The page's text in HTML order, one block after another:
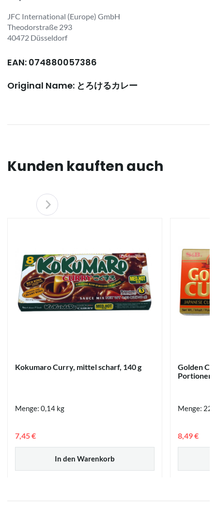
JFC International (Europe) GmbH
Theodorstraße 293
40472 Düsseldorf
EAN: 074880057386
Original Name: とろけるカレー
Kunden kauften auch
Kokumaro Curry, mittel scharf, 140 g
Menge: 0,14 kg
In den Warenkorb
7,45 €
Golden
Portionen,
Menge:
8,49 €